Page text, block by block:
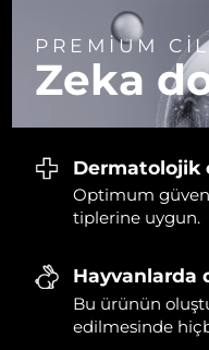
PREMİUM
Zeka
Dermatolojik
Optimum
tiplerine uygun.
Hayvanlarda
Bu ürünün
edilmesinde
Slovakya
Slovenya
Güney Kore